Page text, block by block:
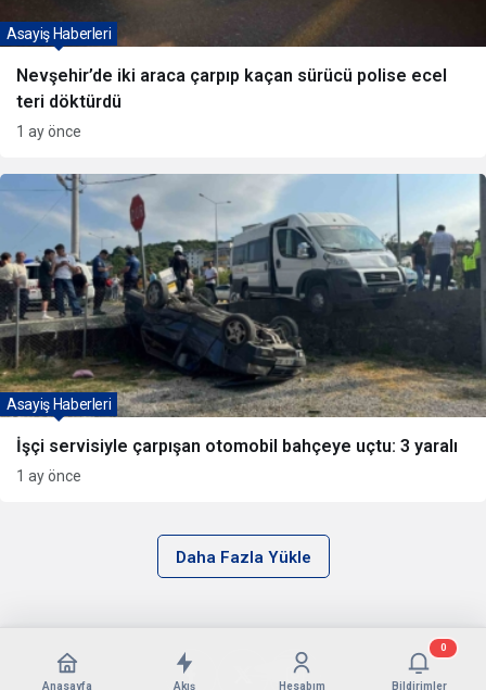
Nevşehir’de iki araca çarpıp kaçan sürücü polise ecel
teri döktürdü
Asayiş Haberleri
1 ay önce
İşçi servisiyle çarpışan otomobil bahçeye uçtu: 3 yaralı
Asayiş Haberleri
1 ay önce
Daha Fazla Yükle
Anasayfa Akış Hesabım Bildirimler
0